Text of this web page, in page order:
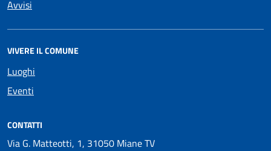
Avvisi
VIVERE IL COMUNE
Luoghi
Eventi
CONTATTI
Via G. Matteotti, 1, 31050 Miane TV